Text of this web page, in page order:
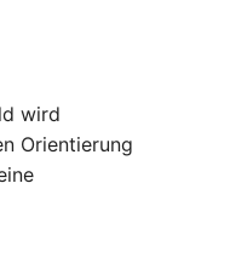
wird
Orientierung